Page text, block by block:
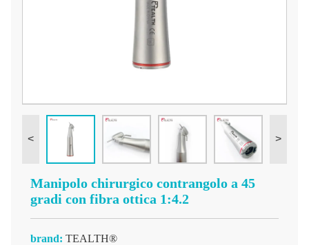
< >
Manipolo chirurgico contrangolo a 45
gradi con fibra ottica 1:4.2
brand: TEALTH®